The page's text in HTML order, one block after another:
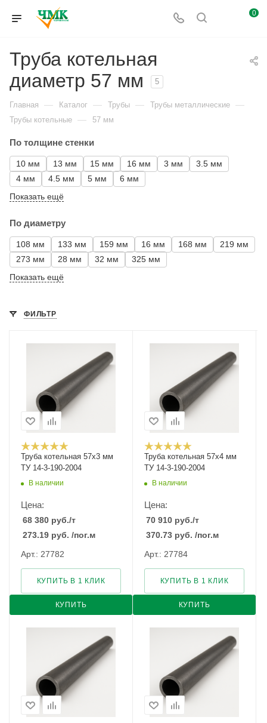
0
Труба котельная
диаметр 57 мм
5
Главная — Каталог — Трубы — Трубы металлические —
Трубы котельные — 57 мм
По толщине стенки
10 мм 13 мм 15 мм 16 мм 3 мм
3.5 мм
4 мм
4.5 мм 5 мм
6 мм
Показать ещё
По диаметру
108 мм 133 мм 159 мм 16 мм 168 мм
219 мм
273 мм
28 мм 32 мм
325 мм
Показать ещё
ФИЛЬТР
Труба котельная 57х3 мм
ТУ 14-3-190-2004
В наличии
Цена:
68 380 руб./т
273.19 руб. /пог.м
Арт.: 27782
КУПИТЬ
КУПИТЬ В 1 КЛИК
Труба котельная 57х4 мм
ТУ 14-3-190-2004
В наличии
Цена:
70 910 руб./т
370.73 руб. /пог.м
Арт.: 27784
КУПИТЬ
КУПИТЬ В 1 КЛИК